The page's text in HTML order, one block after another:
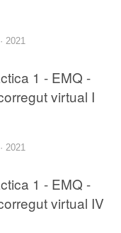
2021
1 - EMQ -
virtual I
2021
1 - EMQ -
virtual IV